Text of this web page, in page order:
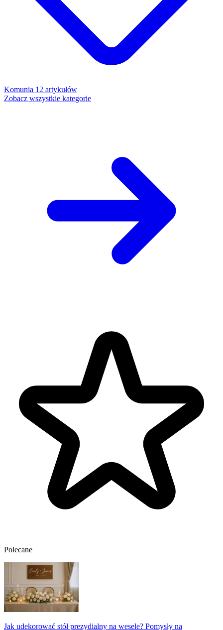
Komunia 12 artykułów
Zobacz wszystkie kategorie
Polecane
Jak udekorować stół prezydialny na wesele? Pomysły na